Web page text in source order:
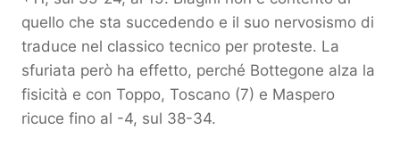
quello che sta succedendo e il suo nervosismo di
traduce nel classico tecnico per proteste. La
sfuriata però ha effetto, perché Bottegone alza la
fisicità e con Toppo, Toscano (7) e Maspero
ricuce fino al -4, sul 38-34.